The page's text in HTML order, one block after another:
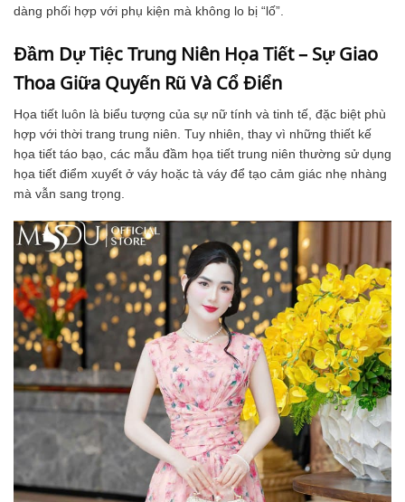
dàng phối hợp với phụ kiện mà không lo bị “lố”.
Đầm Dự Tiệc Trung Niên Họa Tiết – Sự Giao
Thoa Giữa Quyến Rũ Và Cổ Điển
Họa tiết luôn là biểu tượng của sự nữ tính và tinh tế, đặc biệt phù
hợp với thời trang trung niên. Tuy nhiên, thay vì những thiết kế
họa tiết táo bạo, các mẫu đầm họa tiết trung niên thường sử dụng
họa tiết điểm xuyết ở váy hoặc tà váy để tạo cảm giác nhẹ nhàng
mà vẫn sang trọng.